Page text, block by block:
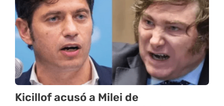
Kicillof acusó a Milei de